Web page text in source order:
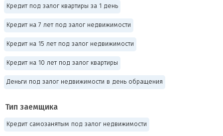
Кредит под залог квартиры за 1 день
Кредит на 7 лет под залог недвижимости
Кредит на 15 лет под залог недвижимости
Кредит на 10 лет под залог квартиры
Деньги под залог недвижимости в день обращения
Тип заемщика
Кредит самозанятым под залог недвижимости